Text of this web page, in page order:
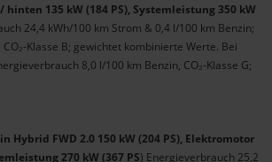
hinten 135 kW (184 PS), Systemleistung 350 kW
24,4 kWh/100 km Strom & 0,4 l/100 km Benzin;
CO₂-Klasse B; gewichtet kombinierte Werte. Bei
8,0 l/100 km Benzin, CO₂-Klasse G;
Hybrid FWD 2.0 150 kW (204 PS), Elektromotor
270 kW (367 PS) Energieverbrauch 25,2